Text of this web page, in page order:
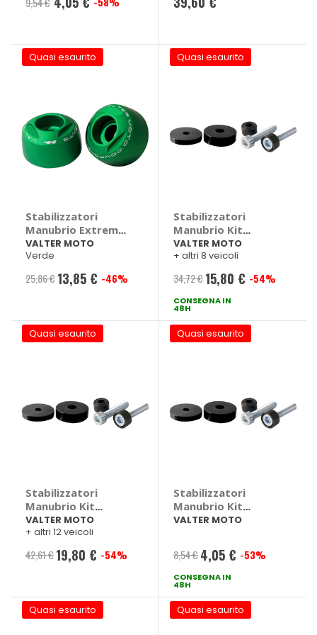
Quasi esaurito
Stabilizzatori
Manubrio Extreme
- VALTER MOTO
VALTER MOTO
Verde
25,86 € Prezzo
13,85 € -46%
Quasi esaurito
Stabilizzatori
Manubrio Kit
attacchi TMA13 -
VALTER MOTO
Yamaha FZ1, FZ6,
FZS, MT-07, MT-09,
MT10, R125, T-Max,
TDM, XJ6
VALTER MOTO
+ altri 8 veicoli
34,72 € Prezzo
speciale
15,80 € -54%
CONSEGNA IN
48H
Quasi esaurito
Stabilizzatori
Manubrio Kit
attacchi - VALTER
MOTO Aprilia RSV,
Tuono, Ducati
1098, 1198, 748,
VALTER MOTO
+ altri 12 veicoli
42,61 € Prezzo
19,80 € -54%
Quasi esaurito
Stabilizzatori
Manubrio Kit
attacchi - VALTER
GSX, SV
VALTER MOTO
8,54 € Prezzo
speciale
4,05 € -53%
CONSEGNA IN
48H
Quasi esaurito Quasi esaurito